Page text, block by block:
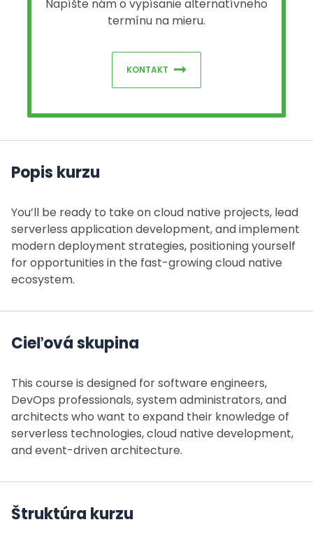
Napíšte nám o vypísanie alternatívneho
termínu na mieru.
KONTAKT
Popis kurzu
You’ll be ready to take on cloud native projects, lead
serverless application development, and implement
modern deployment strategies, positioning yourself
for opportunities in the fast-growing cloud native
ecosystem.
Cieľová skupina
This course is designed for software engineers,
DevOps professionals, system administrators, and
architects who want to expand their knowledge of
serverless technologies, cloud native development,
and event-driven architecture.
Štruktúra kurzu